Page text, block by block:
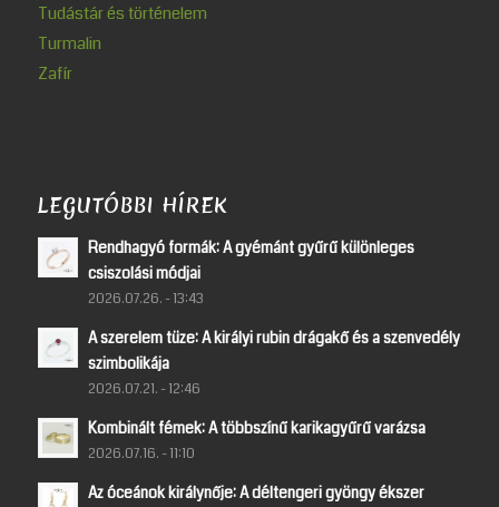
Tudástár és történelem
Turmalin
Zafír
LEGUTÓBBI HÍREK
Rendhagyó formák: A gyémánt gyűrű különleges
csiszolási módjai
2026.07.26. - 13:43
A szerelem tüze: A királyi rubin drágakő és a szenvedély
szimbolikája
2026.07.21. - 12:46
Kombinált fémek: A többszínű karikagyűrű varázsa
2026.07.16. - 11:10
Az óceánok királynője: A déltengeri gyöngy ékszer